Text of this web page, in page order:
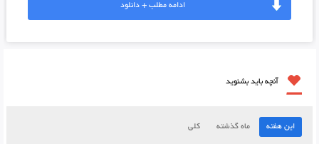
ادامه مطلب + دانلود
آنچه باید بشنوید
این هفته ماه گذشته کلی